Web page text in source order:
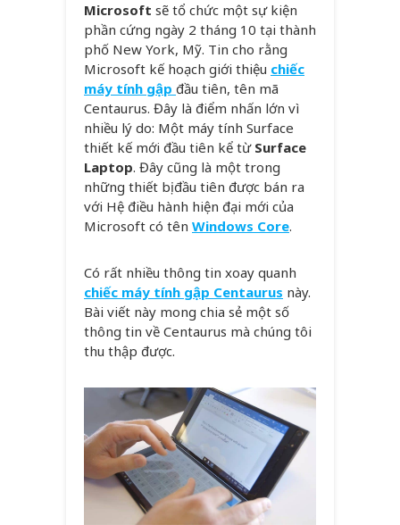
Microsoft sẽ tổ chức một sự kiện
phần cứng ngày 2 tháng 10 tại thành
phố New York, Mỹ. Tin cho rằng
Microsoft kế hoạch giới thiệu chiếc
máy tính gập đầu tiên, tên mã
Centaurus. Đây là điểm nhấn lớn vì
nhiều lý do: Một máy tính Surface
thiết kế mới đầu tiên kể từ Surface
Laptop. Đây cũng là một trong
những thiết bị đầu tiên được bán ra
với Hệ điều hành hiện đại mới của
Microsoft có tên Windows Core.
Có rất nhiều thông tin xoay quanh
chiếc máy tính gập Centaurus này.
Bài viết này mong chia sẻ một số
thông tin về Centaurus mà chúng tôi
thu thập được.